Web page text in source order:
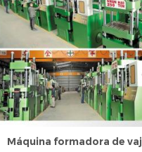
Máquina formadora de